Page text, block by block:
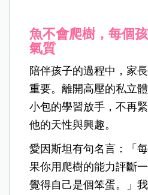
魚不會爬樹，每個
氣質
陪伴孩子的過程中，家
重要。離開高壓的私立
小包的學習放手，不再
他的天性與興趣。
愛因斯坦有句名言：「
果你用爬樹的能力評斷
覺得自己是個笨蛋。」